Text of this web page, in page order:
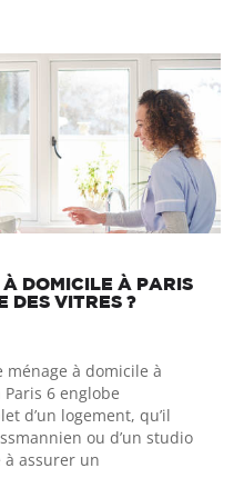
DOMICILE À PARIS
DES VITRES ?
à domicile à
6 englobe
d’un logement, qu’il
ou d’un studio
à assurer un